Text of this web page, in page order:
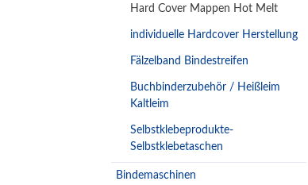
Hard Cover Mappen Hot Melt
individuelle Hardcover Herstellung
Fälzelband Bindestreifen
Buchbinderzubehör / Heißleim
Kaltleim
Selbstklebeprodukte-
Selbstklebetaschen
Bindemaschinen